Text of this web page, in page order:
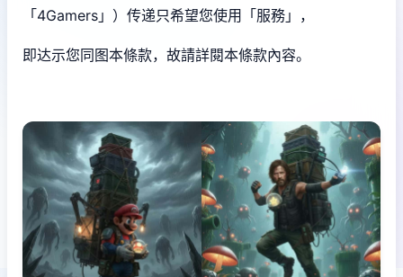
「4Gamers」）传递只希望您使用「服務」，
即达示您同图本條款，故請詳閱本條款內容。